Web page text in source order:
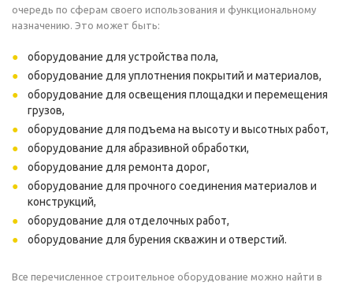
очередь по сферам своего использования и функциональному
назначению. Это может быть:
оборудование для устройства пола,
оборудование для уплотнения покрытий и материалов,
оборудование для освещения площадки и перемещения
грузов,
оборудование для подъема на высоту и высотных работ,
оборудование для абразивной обработки,
оборудование для ремонта дорог,
оборудование для прочного соединения материалов и
конструкций,
оборудование для отделочных работ,
оборудование для бурения скважин и отверстий.
Все перечисленное строительное оборудование можно найти в